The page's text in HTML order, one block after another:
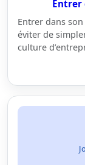
Entrer
Entrer dans
éviter de
culture